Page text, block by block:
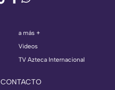
a más +
Videos
TV Azteca Internacional
CONTACTO